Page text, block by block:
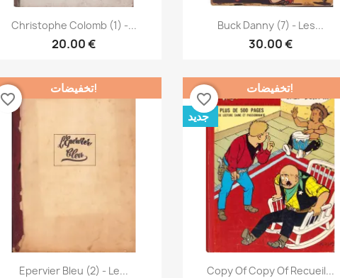
نظرة سريعة
Christophe Colomb (1) -...
20.00 €
نظرة سريعة
Buck Danny (7) - Les...
30.00 €
نظرة سريعة
Epervier Bleu (2) - Le...
تخفيضات!
favorite_border
نظرة سريعة
Copy Of Copy Of Recueil...
تخفيضات!
جديد
favorite_border